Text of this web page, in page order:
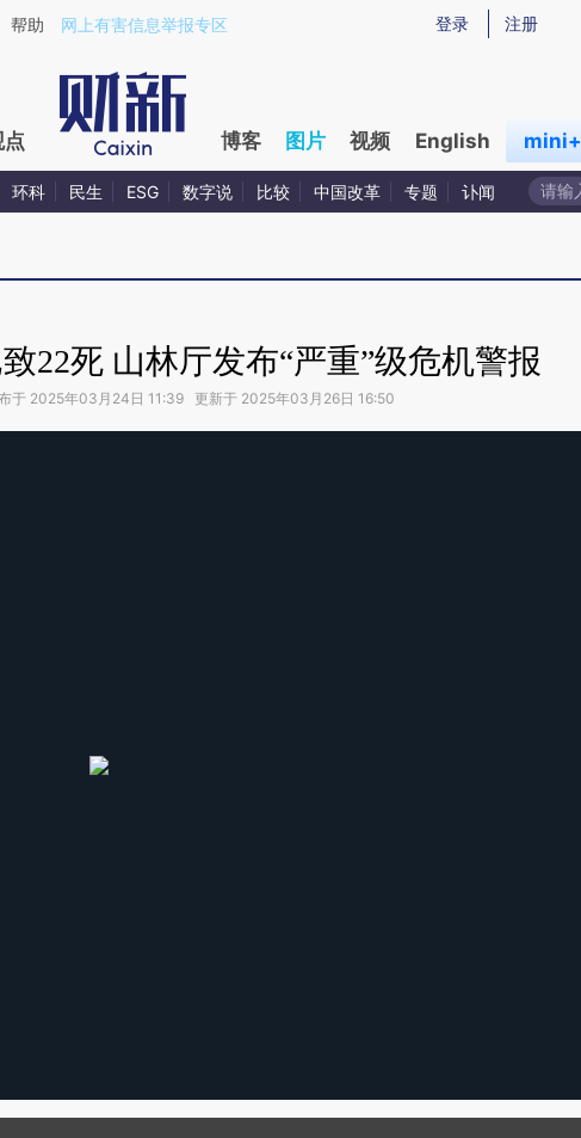
登录 注册
帮助 网上有害信息举报专区
点 博客 图片 视频 English mini+
环科 民生 ESG 数字说 比较 中国改革 专题 讣闻
22死 山林厅发布“严重”级危机警报
于 2025年03月24日 11:39 更新于 2025年03月26日 16:50